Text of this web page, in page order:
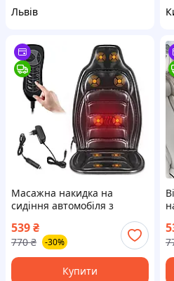
Львів
Масажна накидка на
сидіння автомобіля з
Вібраційна масажер-
накладка на крісло
539₴
770 ₴ -30%
Купити